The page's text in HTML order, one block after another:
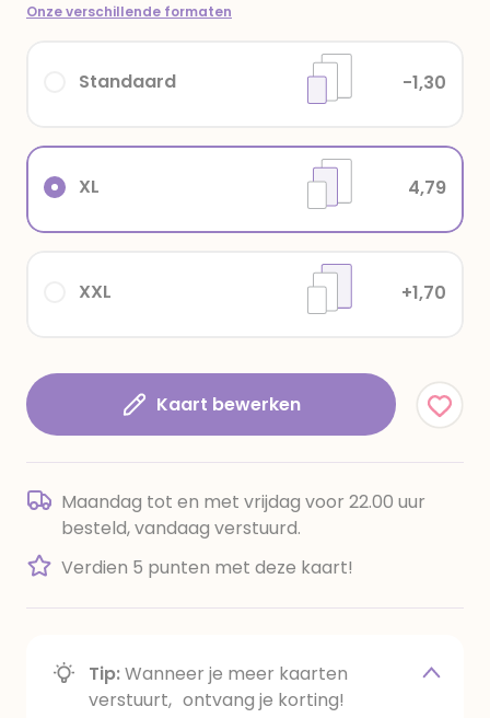
Onze verschillende formaten
XXL +1,70
XL 4,79
Standaard -1,30
Kaart bewerken
Maandag tot en met vrijdag voor 22.00 uur
besteld, vandaag verstuurd.
Verdien 5 punten met deze kaart!
Tip:Wanneer je meer kaarten
verstuurt, ontvang je korting!